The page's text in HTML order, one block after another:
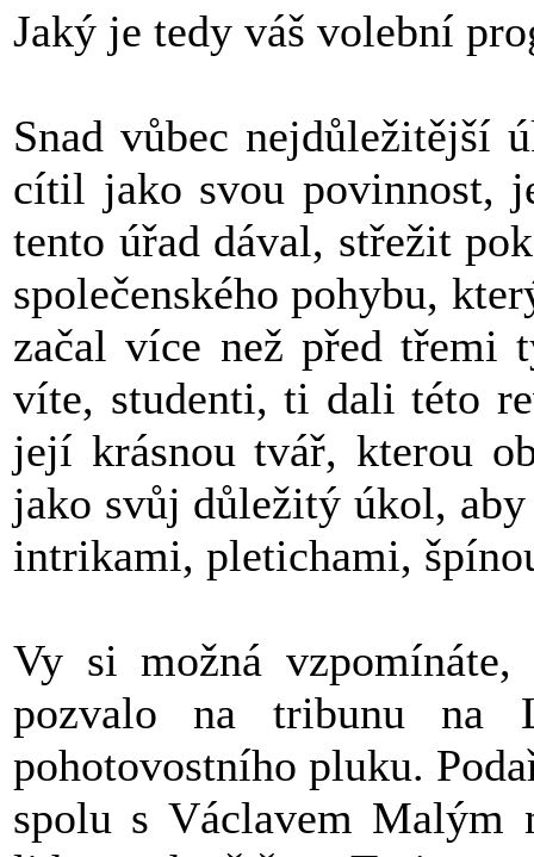
Jaký je tedy váš volební
Snad vůbec nejdůležitější
cítil jako svou povinnost,
tento úřad dával, střežit
společenského pohybu,
začal více než před třemi
víte, studenti, ti dali této
její krásnou tvář, kterou
jako svůj důležitý úkol, aby
intrikami, pletichami,
Vy si možná vzpomínáte,
pozvalo na tribunu na
pohotovostního pluku.
spolu s Václavem Malým